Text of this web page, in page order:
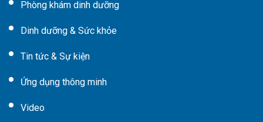
Phòng khám dinh dưỡng
Dinh dưỡng & Sức khỏe
Tin tức & Sự kiện
Ứng dụng thông minh
Video